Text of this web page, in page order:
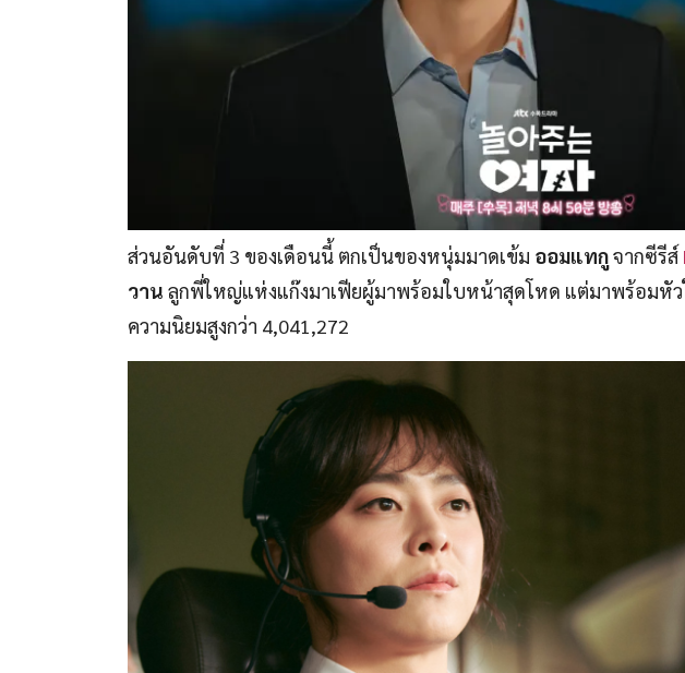
ส่วนอันดับที่ 3 ของเดือนนี้ ตกเป็นของหนุ่มมาดเข้ม ออมแทกูจากซีรีส์
วาน ลูกพี่ใหญ่แห่งแก๊งมาเฟียผู้มาพร้อมใบหน้าสุดโหด แต่มาพร้อมหั
ความนิยมสูงกว่า 4,041,272